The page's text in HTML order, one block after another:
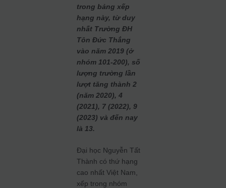
trong bảng xếp
hạng này, từ duy
nhất Trường ĐH
Tôn Đức Thắng
vào năm 2019 (ở
nhóm 101-200), số
lượng trường lần
lượt tăng thành 2
(năm 2020), 4
(2021), 7 (2022), 9
(2023) và đến nay
là 13.
Đại học Nguyễn Tất
Thành có thứ hạng
cao nhất Việt Nam,
xếp trong nhóm